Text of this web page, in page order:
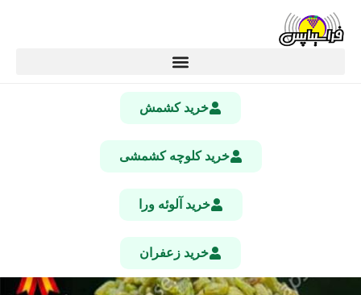
خرید کشمش
خرید کلوچه کشمشی
خرید آلوئه ورا
خرید زعفران